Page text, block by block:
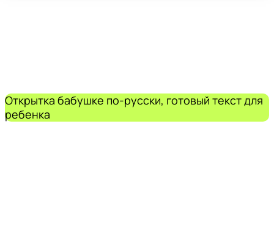
Открытка бабушке по-русски, готовый текст для
ребенка